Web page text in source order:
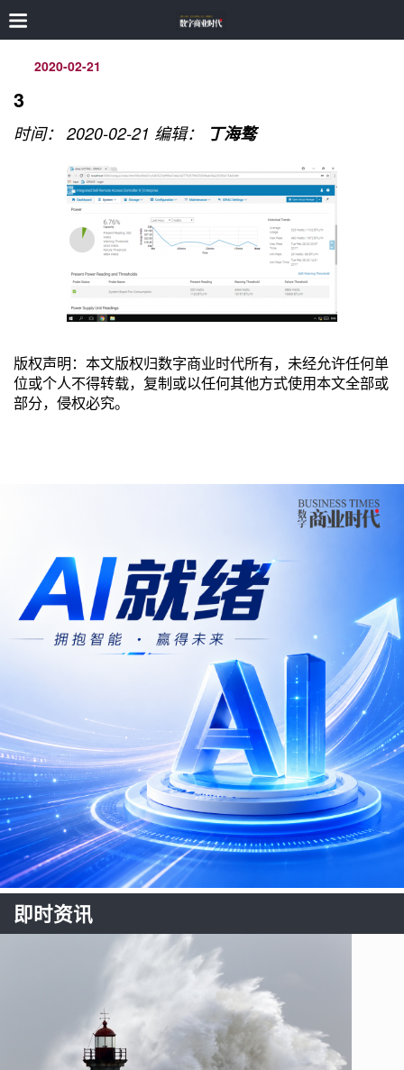
2020-02-21
3
时间： 2020-02-21 编辑： 丁海骜
版权声明：本文版权归数字商业时代所有，未经允许任何单
位或个人不得转载，复制或以任何其他方式使用本文全部或
部分，侵权必究。
即时资讯